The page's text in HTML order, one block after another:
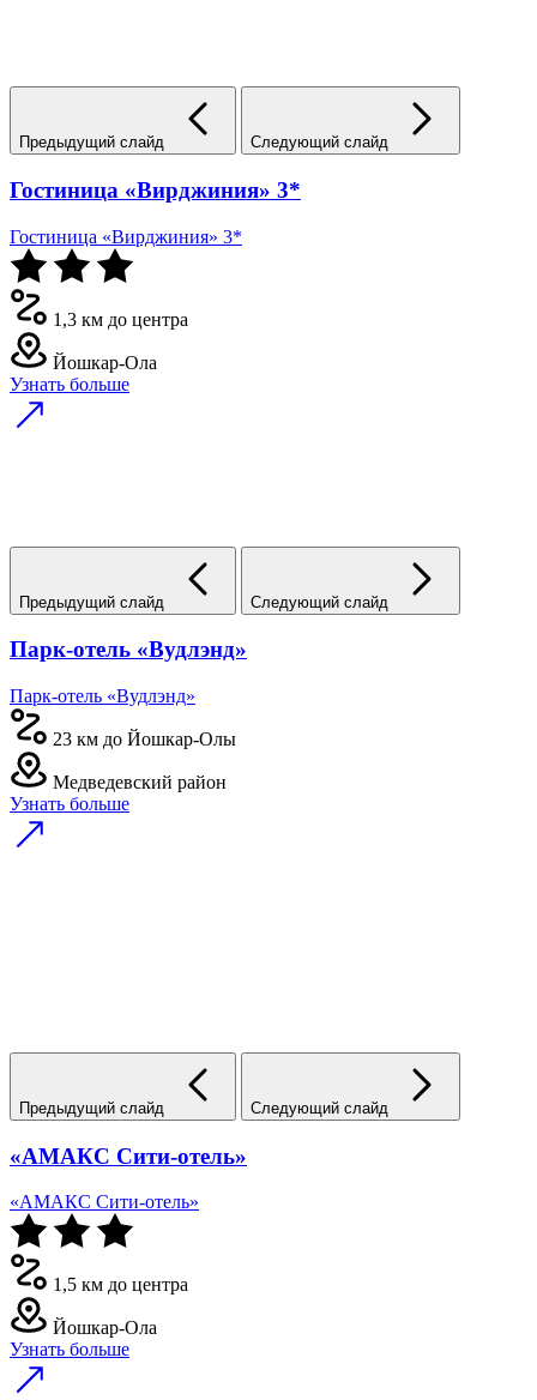
Предыдущий слайд Следующий слайд
Гостиница «Вирджиния» 3*
Гостиница «Вирджиния» 3*
1,3 км до центра
Йошкар-Ола
Узнать больше
Предыдущий слайд Следующий слайд
Парк-отель «Вудлэнд»
Парк-отель «Вудлэнд»
23 км до Йошкар-Олы
Медведевский район
Узнать больше
Предыдущий слайд Следующий слайд
«АМАКС Сити-отель»
«АМАКС Сити-отель»
1,5 км до центра
Йошкар-Ола
Узнать больше